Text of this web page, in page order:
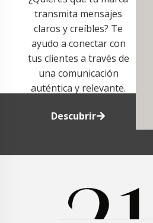
transmita mensajes
claros y creíbles? Te
ayudo a conectar con
tus clientes a través de
una comunicación
auténtica y relevante.
Descubrir